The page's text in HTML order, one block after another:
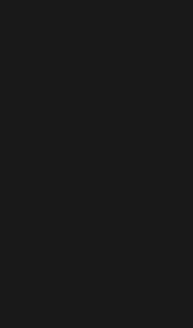
ventana)
ventana)